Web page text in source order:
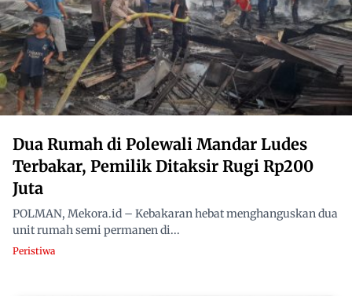
Dua Rumah di Polewali Mandar Ludes
Terbakar, Pemilik Ditaksir Rugi Rp200
Juta
POLMAN, Mekora.id – Kebakaran hebat menghanguskan dua
unit rumah semi permanen di...
Peristiwa